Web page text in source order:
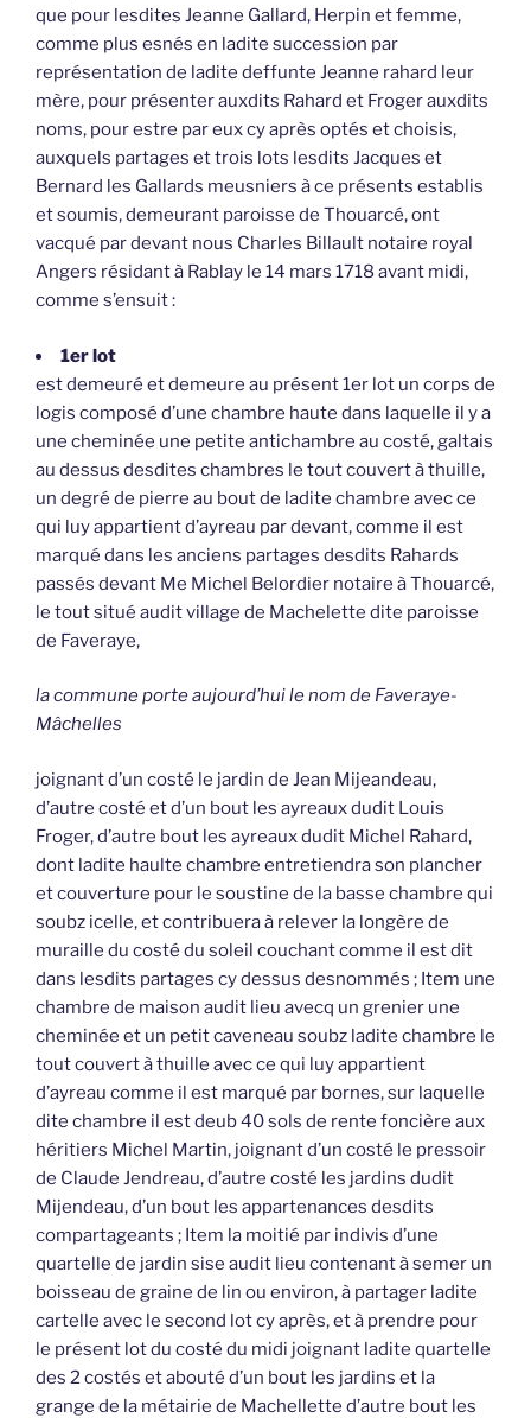
que pour lesdites Jeanne Gallard, Herpin et femme,
comme plus esnés en ladite succession par
représentation de ladite deffunte Jeanne rahard leur
mère, pour présenter auxdits Rahard et Froger auxdits
noms, pour estre par eux cy après optés et choisis,
auxquels partages et trois lots lesdits Jacques et
Bernard les Gallards meusniers à ce présents establis
et soumis, demeurant paroisse de Thouarcé, ont
vacqué par devant nous Charles Billault notaire royal
Angers résidant à Rablay le 14 mars 1718 avant midi,
comme s’ensuit :
1er lot
est demeuré et demeure au présent 1er lot un corps de
logis composé d’une chambre haute dans laquelle il y a
une cheminée une petite antichambre au costé, galtais
au dessus desdites chambres le tout couvert à thuille,
un degré de pierre au bout de ladite chambre avec ce
qui luy appartient d’ayreau par devant, comme il est
marqué dans les anciens partages desdits Rahards
passés devant Me Michel Belordier notaire à Thouarcé,
le tout situé audit village de Machelette dite paroisse
de Faveraye,
la commune porte aujourd’hui le nom de Faveraye-
Mâchelles
joignant d’un costé le jardin de Jean Mijeandeau,
d’autre costé et d’un bout les ayreaux dudit Louis
Froger, d’autre bout les ayreaux dudit Michel Rahard,
dont ladite haulte chambre entretiendra son plancher
et couverture pour le soustine de la basse chambre qui
soubz icelle, et contribuera à relever la longère de
muraille du costé du soleil couchant comme il est dit
dans lesdits partages cy dessus desnommés ; Item une
chambre de maison audit lieu avecq un grenier une
cheminée et un petit caveneau soubz ladite chambre le
tout couvert à thuille avec ce qui luy appartient
d’ayreau comme il est marqué par bornes, sur laquelle
dite chambre il est deub 40 sols de rente foncière aux
héritiers Michel Martin, joignant d’un costé le pressoir
de Claude Jendreau, d’autre costé les jardins dudit
Mijendeau, d’un bout les appartenances desdits
compartageants ; Item la moitié par indivis d’une
quartelle de jardin sise audit lieu contenant à semer un
boisseau de graine de lin ou environ, à partager ladite
cartelle avec le second lot cy après, et à prendre pour
le présent lot du costé du midi joignant ladite quartelle
des 2 costés et abouté d’un bout les jardins et la
grange de la métairie de Machellette d’autre bout les